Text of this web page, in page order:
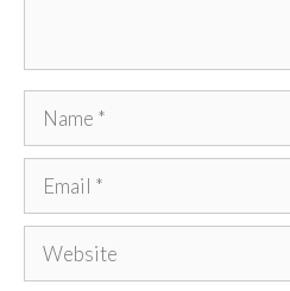
Name
Email
Website